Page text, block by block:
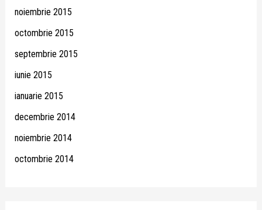
noiembrie 2015
octombrie 2015
septembrie 2015
iunie 2015
ianuarie 2015
decembrie 2014
noiembrie 2014
octombrie 2014